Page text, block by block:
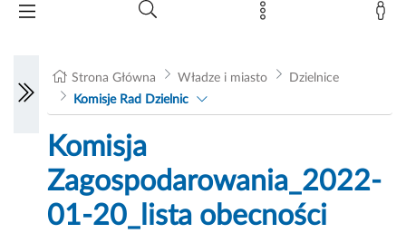
Strona Główna Władze i miasto
Dzielnice
Komisje Rad Dzielnic
Komisja
Zagospodarowania_2022-
01-20_lista obecności